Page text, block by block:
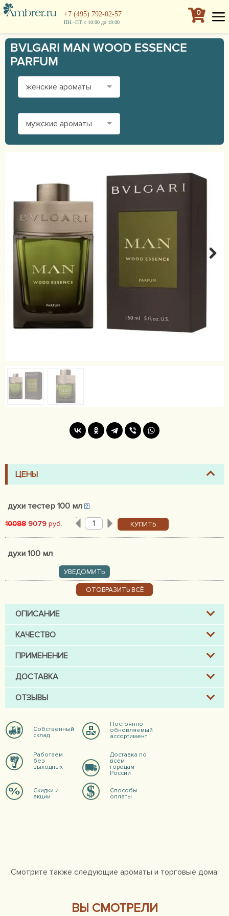
+7 (495) 792-02-57
ПН.–ПТ. с 10:00 до 19:00
0
BVLGARI MAN WOOD ESSENCE
PARFUM
женские ароматы
мужские ароматы
ЦЕНЫ
духи тестер 100 мл
10088 9079 руб. КУПИТЬ
духи 100 мл
УВЕДОМИТЬ
ОТОБРАЗИТЬ ВСЁ
ОПИСАНИЕ
КАЧЕСТВО
ПРИМЕНЕНИЕ
ДОСТАВКА
ОТЗЫВЫ
Собственный
склад
Постоянно
обновляемый
ассортимент
Работаем
без
выходных
Доставка по
всем
городам
России
Скидки и
акции
Способы
оплаты
Смотрите также следующие ароматы и торговые дома:
ВЫ СМОТРЕЛИ